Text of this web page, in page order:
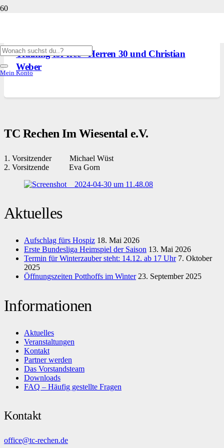
Mein Konto
Training for free - Herren 30 und Christian
Weber
TC Rechen Im Wiesental e.V.
1. Vorsitzender Michael Wüst
2. Vorsitzende Eva Gorn
Aktuelles
Aufschlag fürs Hospiz 18. Mai 2026
Erste Bundesliga Heimspiel der Saison 13. Mai 2026
Termin für Winterzauber steht: 14.12. ab 17 Uhr 7. Oktober
2025
Öffnungszeiten Potthoffs im Winter 23. September 2025
Informationen
Aktuelles
Veranstaltungen
Kontakt
Partner werden
Das Vorstandsteam
Downloads
FAQ – Häufig gestellte Fragen
Kontakt
office@tc-rechen.de